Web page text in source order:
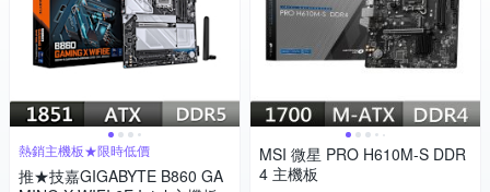
熱銷主機板★限時低價
推★技嘉GIGABYTE B860 GA
MSI 微星 PRO H610M-S DDR
4 主機板